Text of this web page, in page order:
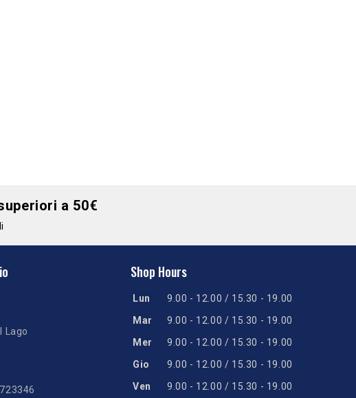
a 50€
Lago
Shop Hours
Lun
9.00 - 12.00 / 15.30 - 19.00
Mar
9.00 - 12.00 / 15.30 - 19.00
Mer
9.00 - 12.00 / 15.30 - 19.00
Gio
9.00 - 12.00 / 15.30 - 19.00
Ven
9.00 - 12.00 / 15.30 - 19.00